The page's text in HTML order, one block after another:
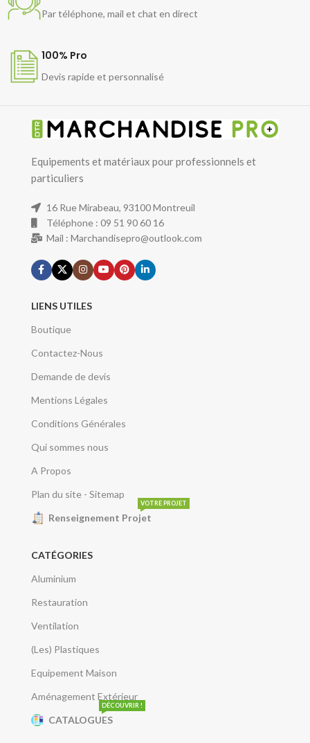
Par téléphone, mail et chat en direct
100% Pro
Devis rapide et personnalisé
Equipements et matériaux pour professionnels et
particuliers
16 Rue Mirabeau, 93100 Montreuil
Téléphone : 09 51 90 60 16
Mail : Marchandisepro@outlook.com
LIENS UTILES
Boutique
Contactez-Nous
Demande de devis
Mentions Légales
Conditions Générales
Qui sommes nous
A Propos
Plan du site - Sitemap
Renseignement Projet
VOTRE PROJET
CATÉGORIES
Aluminium
Restauration
Ventilation
(Les) Plastiques
Equipement Maison
Aménagement Extérieur
CATALOGUES
DÉCOUVRIR !